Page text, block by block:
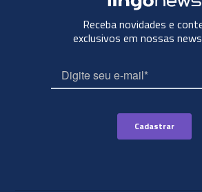
Receba novidades e
exclusivos em nossas